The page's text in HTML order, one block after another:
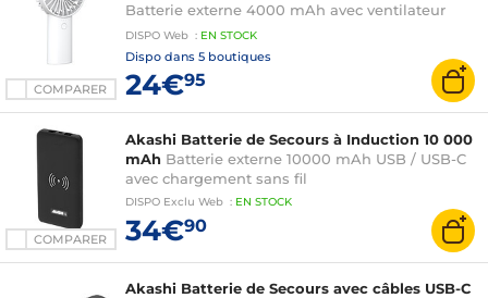
COMPARER
Batterie externe 4000 mAh avec ventilateur
portable ultra compact 3 vitesses - 2x USB-C
DISPO Web : EN STOCK
Dispo dans 5 boutiques
24€95
COMPARER
Akashi Batterie de Secours à Induction 10 000
mAh Batterie externe 10000 mAh USB / USB-C
avec chargement sans fil
DISPO Exclu Web : EN STOCK
34€90
Akashi Batterie de Secours avec câbles USB-C